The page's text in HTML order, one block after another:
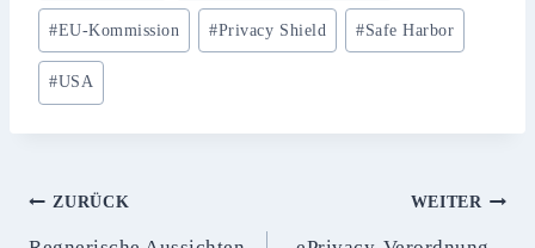
#EU-Kommission #Privacy Shield #Safe Harbor
#USA
Beitragsnavigation
ZURÜCK WEITER